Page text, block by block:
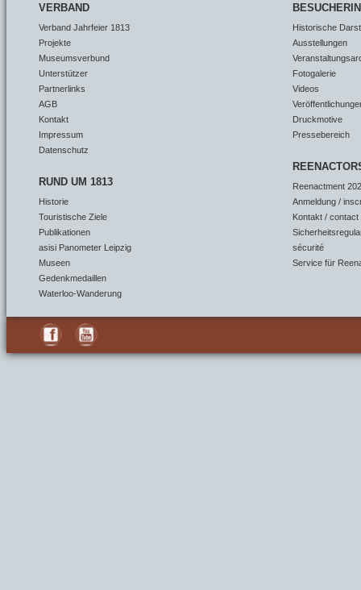
VERBAND
Verband Jahrfeier 1813
Projekte
Museumsverbund
Unterstützer
Partnerlinks
AGB
Kontakt
Impressum
Datenschutz
RUND UM 1813
Historie
Touristische Ziele
Publikationen
asisi Panometer Leipzig
Museen
Gedenkmedaillen
Waterloo-Wanderung
Historische
Ausstellungen
Fotogalerie
Videos
Druckmotive
Pressebereich
Reenactment
Anmeldung /
Kontakt / contact
sécurité
Service für